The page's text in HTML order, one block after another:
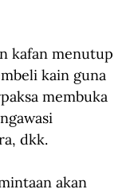
kafan menutup
kain guna
membuka
dkk.
akan